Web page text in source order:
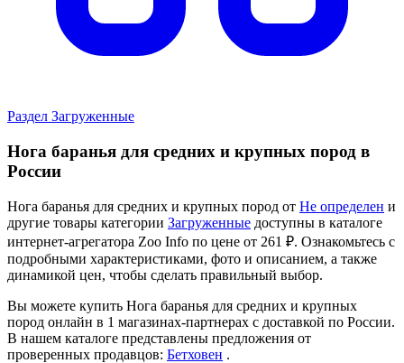
Раздел Загруженные
Нога баранья для средних и крупных пород в
России
Нога баранья для средних и крупных пород от Не определен и
другие товары категории Загруженные доступны в каталоге
интернет-агрегатора Zoo Info по цене от 261 ₽. Ознакомьтесь с
подробными характеристиками, фото и описанием, а также
динамикой цен, чтобы сделать правильный выбор.
Вы можете купить Нога баранья для средних и крупных
пород онлайн в 1 магазинах-партнерах с доставкой по России.
В нашем каталоге представлены предложения от
проверенных продавцов: Бетховен .